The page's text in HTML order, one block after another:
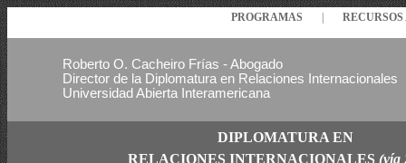
PROGRAMAS
Roberto O. Cacheiro Frías - Abogado
Director de la Diplomatura en Relaciones Internacionales
Universidad Abierta Interamericana
DIPLOMATURA EN
RELACIONES INTERNACIONALES (vía